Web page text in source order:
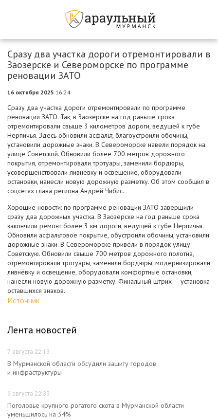
Сразу два участка дороги отремонтировали в
Заозерске и Североморске по программе
реновации ЗАТО
16 октября 2025 16:24
Сразу два участка дороги отремонтировали по программе
реновации ЗАТО. Так, в Заозерске на год раньше срока
отремонтировали свыше 3 километров дороги, ведущей к губе
Нерпичья. Здесь обновили асфальт, благоустроили обочины,
установили дорожные знаки. В Североморске навели порядок на
улице Советской. Обновили более 700 метров дорожного
покрытия, отремонтировали тротуары, заменили бордюры,
усовершенствовали ливневку и освещение, оборудовали
остановки, нанесли новую дорожную разметку. Об этом сообщил в
соцсетях глава региона Андрей Чибис.
Хорошие новости: по программе реновации ЗАТО завершили
сразу два дорожных участка. В Заозерске на год раньше срока
закончили ремонт более 3 км дороги, ведущей к губе Нерпичья.
Обновили асфальтовое покрытие, обустроили обочины, установили
дорожные знаки. В Североморске привели в порядок улицу
Советскую. Обновили свыше 700 метров дорожного полотна,
отремонтировали тротуары, заменили бордюры, модернизировали
ливнёвку и освещение, оборудовали комфортные остановки,
нанесли новую дорожную разметку. Финальный штрих — установка
оставшихся знаков.
Источник
Лента новостей
7 августа 22:13
В Мурманской области обсудили защиту городов
и инфраструктуры
6 августа 22:33
Поголовье крупного рогатого скота в Мурманской области
уменьшилось на 34%